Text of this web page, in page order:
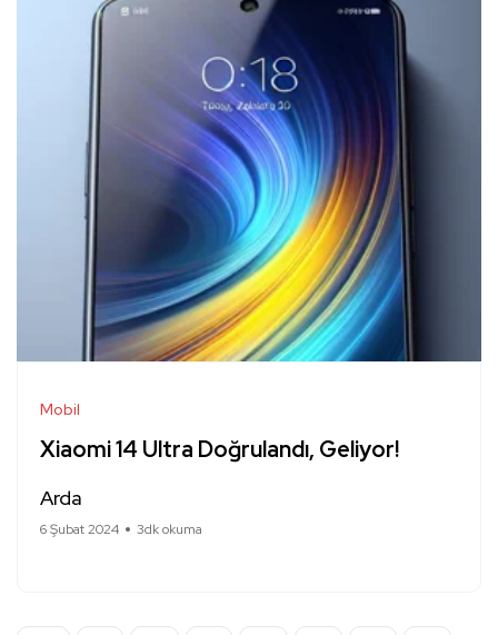
Mobil
Xiaomi 14 Ultra Doğrulandı, Geliyor!
Arda
6 Şubat 2024 3dk okuma